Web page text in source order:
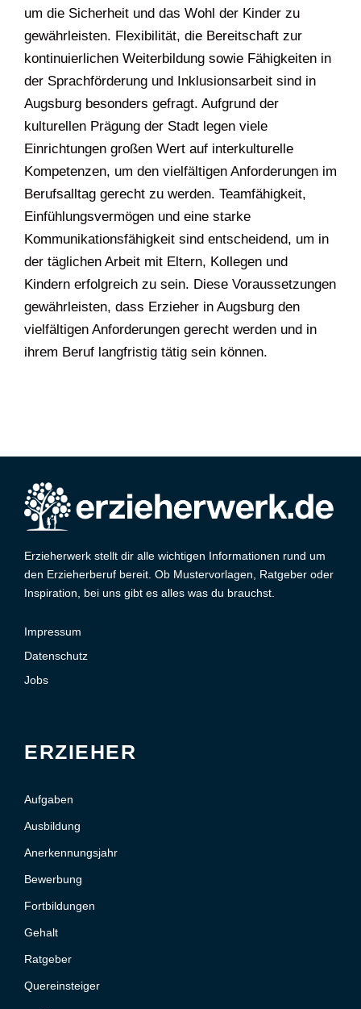
um die Sicherheit und das Wohl der Kinder zu
gewährleisten. Flexibilität, die Bereitschaft zur
kontinuierlichen Weiterbildung sowie Fähigkeiten in
der Sprachförderung und Inklusionsarbeit sind in
Augsburg besonders gefragt. Aufgrund der
kulturellen Prägung der Stadt legen viele
Einrichtungen großen Wert auf interkulturelle
Kompetenzen, um den vielfältigen Anforderungen im
Berufsalltag gerecht zu werden. Teamfähigkeit,
Einfühlungsvermögen und eine starke
Kommunikationsfähigkeit sind entscheidend, um in
der täglichen Arbeit mit Eltern, Kollegen und
Kindern erfolgreich zu sein. Diese Voraussetzungen
gewährleisten, dass Erzieher in Augsburg den
vielfältigen Anforderungen gerecht werden und in
ihrem Beruf langfristig tätig sein können.
Erzieherwerk stellt dir alle wichtigen Informationen rund um
den Erzieherberuf bereit. Ob Mustervorlagen, Ratgeber oder
Inspiration, bei uns gibt es alles was du brauchst.
Impressum
Datenschutz
Jobs
ERZIEHER
Aufgaben
Ausbildung
Anerkennungsjahr
Bewerbung
Fortbildungen
Gehalt
Ratgeber
Quereinsteiger